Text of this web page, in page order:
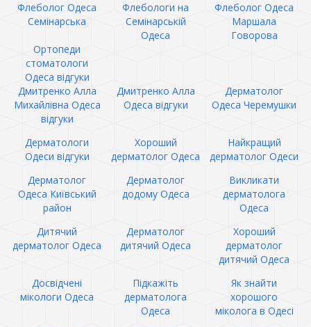
Флеболог Одеса
Семінарська
Флебологи на
Семінарській
Одеса
Флеболог Одеса
Маршала
Говорова
Ортопеди
стоматологи
Одеса відгуки
Дмитренко Алла
Михайлівна Одеса
відгуки
Дмитренко Алла
Одеса відгуки
Дерматолог
Одеса Черемушки
Дерматологи
Одеси відгуки
Хороший
дерматолог Одеса
Найкращий
дерматолог Одеси
Дерматолог
Одеса Київський
район
Дерматолог
додому Одеса
Викликати
дерматолога
Одеса
Дитячий
дерматолог Одеса
Дерматолог
дитячий Одеса
Хороший
дерматолог
дитячий Одеса
Досвідчені
мікологи Одеса
Підкажіть
дерматолога
Одеса
Як знайти
хорошого
міколога в Одесі